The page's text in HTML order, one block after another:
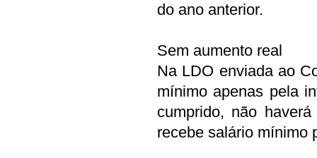
do ano anterior.
Sem aumento real
Na LDO enviada ao
mínimo apenas pela
cumprido, não
recebe salário mínimo